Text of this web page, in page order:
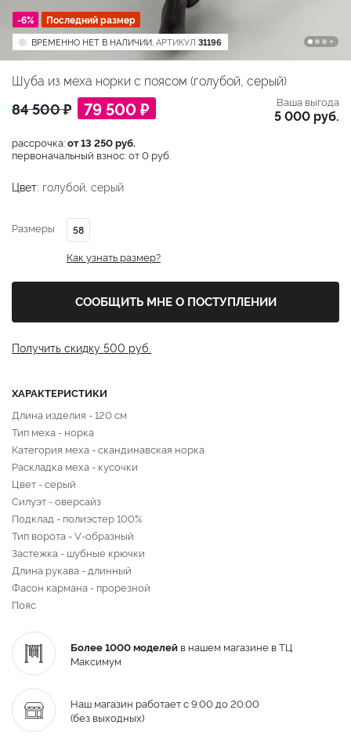
-6% Последний размер
ВРЕМЕННО НЕТ В НАЛИЧИИ, АРТИКУЛ 31196
Шуба из меха норки с поясом (голубой, серый)
84 500 ₽ 79 500 ₽ Ваша выгода
5 000 руб.
рассрочка:от 13 250 руб.
первоначальный взнос: от 0 руб.
Цвет: голубой, серый
Размеры 58
Как узнать размер?
СООБЩИТЬ МНЕ О ПОСТУПЛЕНИИ
Получить скидку 500 руб.
ХАРАКТЕРИСТИКИ
Длина изделия - 120 см
Тип меха - норка
Категория меха - скандинавская норка
Раскладка меха - кусочки
Цвет - серый
Силуэт - оверсайз
Подклад - полиэстер 100%
Тип ворота - V-образный
Застежка - шубные крючки
Длина рукава - длинный
Фасон кармана - прорезной
Пояс
Более 1000 моделей в нашем магазине в ТЦ
Максимум
Наш магазин работает с 9:00 до 20:00
(без выходных)